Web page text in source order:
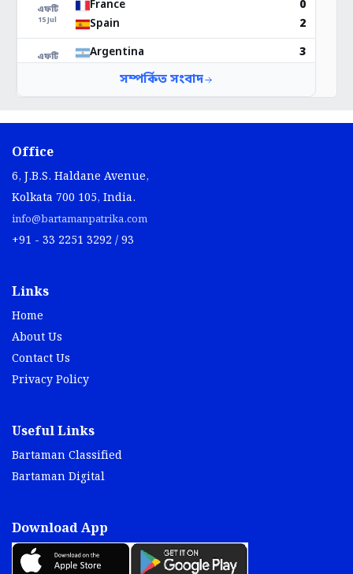
Office
6, J.B.S. Haldane Avenue,
Kolkata 700 105, India.
info@bartamanpatrika.com
+91 - 33 2251 3292 / 93
Links
Home
About Us
Contact Us
Privacy Policy
Useful Links
Bartaman Classified
Bartaman Digital
Download App